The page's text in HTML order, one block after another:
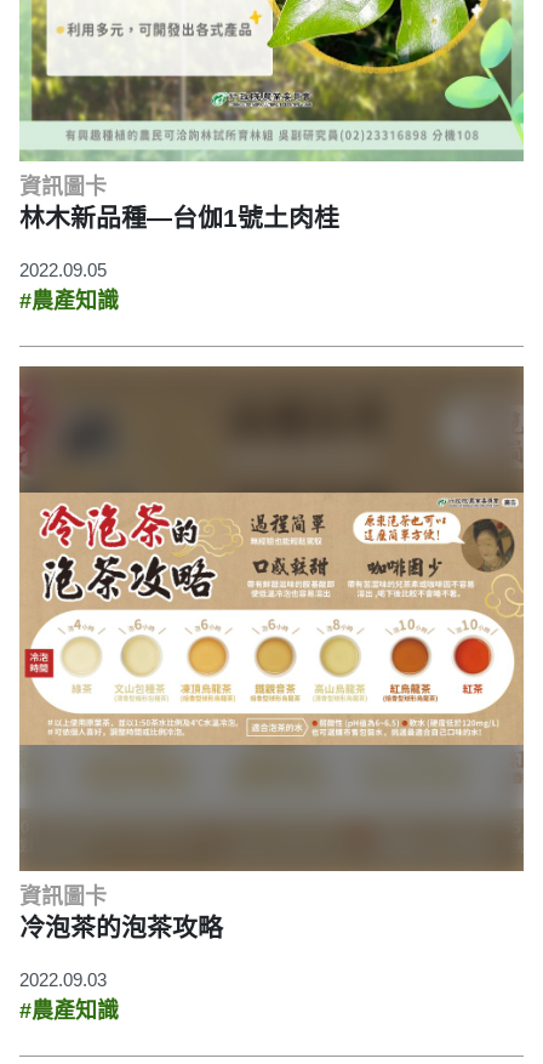
資訊圖卡
林木新品種—台伽1號土肉桂
2022.09.05
#農產知識
資訊圖卡
冷泡茶的泡茶攻略
2022.09.03
#農產知識